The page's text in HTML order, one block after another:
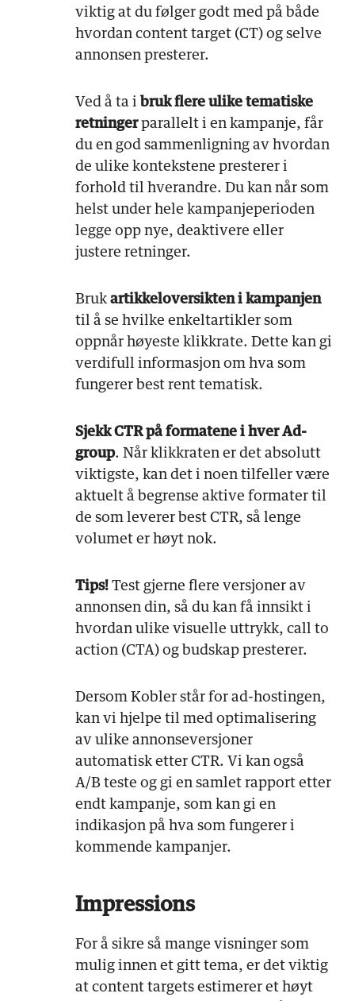
viktig at du følger godt med på både
hvordan content target (CT) og selve
annonsen presterer.
Ved å ta i bruk flere ulike tematiske
retningerparallelt i en kampanje, får
du en god sammenligning av hvordan
de ulike kontekstene presterer i
forhold til hverandre. Du kan når som
helst under hele kampanjeperioden
legge opp nye, deaktivere eller
justere retninger.
Brukartikkeloversikten i kampanjen
til å se hvilke enkeltartikler som
oppnår høyeste klikkrate. Dette kan gi
verdifull informasjon om hva som
fungerer best rent tematisk.
Sjekk CTR på formatene i hver Ad-
group. Når klikkraten er det absolutt
viktigste, kan det i noen tilfeller være
aktuelt å begrense aktive formater til
de som leverer best CTR, så lenge
volumet er høyt nok.
Tips!Test gjerne flere versjoner av
annonsen din, så du kan få innsikt i
hvordan ulike visuelle uttrykk, call to
action (CTA) og budskap presterer.
Dersom Kobler står for ad-hostingen,
kan vi hjelpe til med optimalisering
av ulike annonseversjoner
automatisk etter CTR. Vi kan også
A/B teste og gi en samlet rapport etter
endt kampanje, som kan gi en
indikasjon på hva som fungerer i
kommende kampanjer.
Impressions
For å sikre så mange visninger som
mulig innen et gitt tema, er det viktig
at content targets estimerer et høyt